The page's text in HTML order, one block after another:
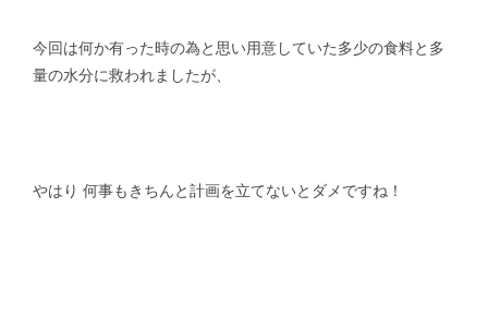
今回は何か有った時の為と思い用意していた多少の食料と多
量の水分に救われましたが、
やはり 何事もきちんと計画を立てないとダメですね！